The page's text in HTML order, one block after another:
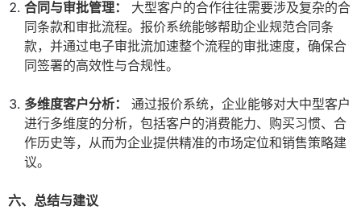
合同与审批管理：
大型客户的合作往往需要涉及复杂的合
同条款和审批流程。报价系统能够帮助企业规范合同条
款，并通过电子审批流加速整个流程的审批速度，确保合
同签署的高效性与合规性。
多维度客户分析：
通过报价系统，企业能够对大中型客户
进行多维度的分析，包括客户的消费能力、购买习惯、合
作历史等，从而为企业提供精准的市场定位和销售策略建
议。
六、总结与建议